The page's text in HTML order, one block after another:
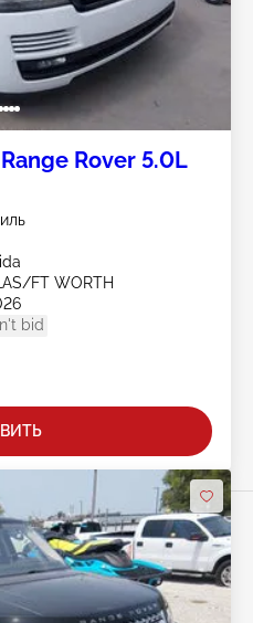
Rover 5.0L
FT WORTH
bid